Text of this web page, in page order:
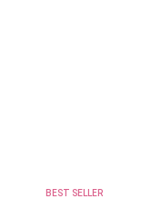
BEST SELLER